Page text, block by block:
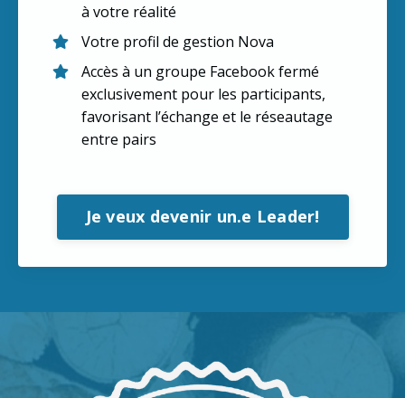
à votre réalité
Votre profil de gestion Nova
Accès à un groupe Facebook fermé
exclusivement pour les participants,
favorisant l’échange et le réseautage
entre pairs
Je veux devenir un.e Leader!